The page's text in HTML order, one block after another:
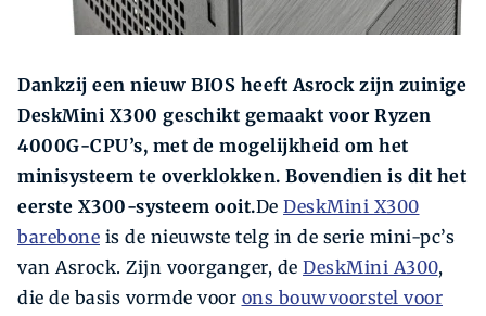
Dankzij een nieuw BIOS heeft Asrock zijn zuinige
DeskMini X300 geschikt gemaakt voor Ryzen
4000G-CPU’s, met de mogelijkheid om het
minisysteem te overklokken. Bovendien is dit het
eerste X300-systeem ooit.De DeskMini X300
barebone is de nieuwste telg in de serie mini-pc’s
van Asrock. Zijn voorganger, de DeskMini A300,
die de basis vormde voor ons bouwvoorstel voor